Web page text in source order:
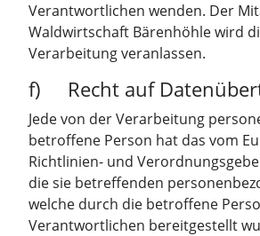
Verantwortlichen wenden. Der
Waldwirtschaft Bärenhöhle wird
Verarbeitung veranlassen.
f) Recht auf
Jede von der Verarbeitung
betroffene Person hat das vom
Richtlinien- und
die sie betreffenden
welche durch die betroffene
Verantwortlichen bereitgestellt